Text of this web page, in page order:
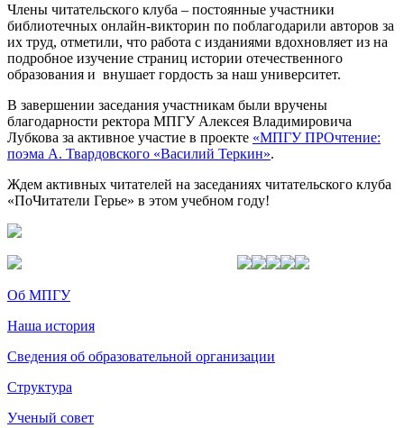
Члены читательского клуба – постоянные участники
библиотечных онлайн-викторин по поблагодарили авторов за
их труд, отметили, что работа с изданиями вдохновляет из на
подробное изучение страниц истории отечественного
образования и внушает гордость за наш университет.
В завершении заседания участникам были вручены
благодарности ректора МПГУ Алексея Владимировича
Лубкова за активное участие в проекте «МПГУ ПРОчтение:
поэма А. Твардовского «Василий Теркин».
Ждем активных читателей на заседаниях читательского клуба
«ПоЧитатели Герье» в этом учебном году!
Об МПГУ
Наша история
Сведения об образовательной организации
Структура
Ученый совет